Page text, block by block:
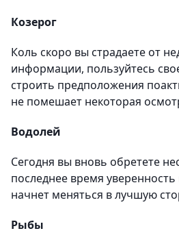
Козерог
Коль скоро вы страдаете от
информации, пользуйтесь
строить предположения
не помешает некоторая
Водолей
Сегодня вы вновь обретете
последнее время уверенность
начнет меняться в лучшую
Рыбы